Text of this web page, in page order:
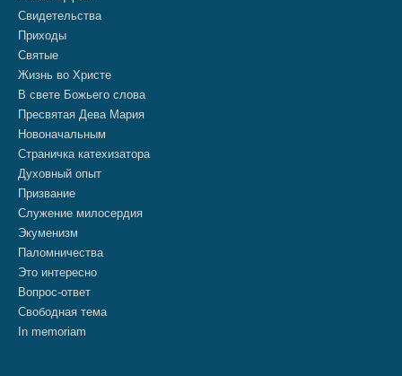
Свидетельства
Приходы
Святые
Жизнь во Христе
В свете Божьего слова
Пресвятая Дева Мария
Новоначальным
Страничка катехизатора
Духовный опыт
Призвание
Служение милосердия
Экуменизм
Паломничества
Это интересно
Вопрос-ответ
Свободная тема
In memoriam